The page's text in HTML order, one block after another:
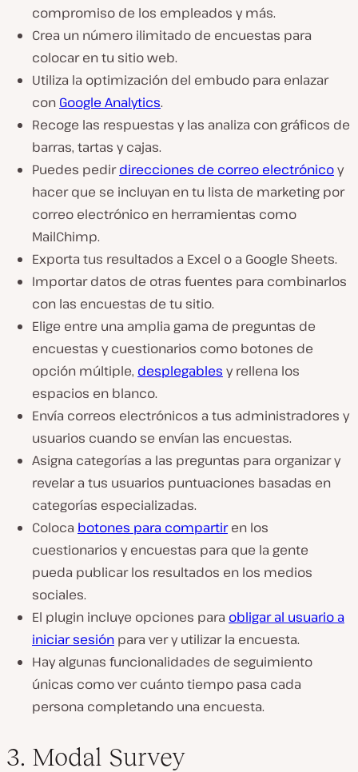
compromiso de los empleados y más.
Crea un número ilimitado de encuestas para
colocar en tu sitio web.
Utiliza la optimización del embudo para enlazar
con Google Analytics.
Recoge las respuestas y las analiza con gráficos de
barras, tartas y cajas.
Puedes pedirdirecciones de correo electrónicoy
hacer que se incluyan en tu lista de marketing por
correo electrónico en herramientas como
MailChimp.
Exporta tus resultados a Excel o a Google Sheets.
Importar datos de otras fuentes para combinarlos
con las encuestas de tu sitio.
Elige entre una amplia gama de preguntas de
encuestas y cuestionarios como botones de
opción múltiple, desplegables y rellena los
espacios en blanco.
Envía correos electrónicos a tus administradores y
usuarios cuando se envían las encuestas.
Asigna categorías a las preguntas para organizar y
revelar a tus usuarios puntuaciones basadas en
categorías especializadas.
Coloca botones para compartiren los
cuestionarios y encuestas para que la gente
pueda publicar los resultados en los medios
sociales.
El plugin incluye opciones para obligar al usuario a
iniciar sesión para ver y utilizar la encuesta.
Hay algunas funcionalidades de seguimiento
únicas como ver cuánto tiempo pasa cada
persona completando una encuesta.
3. Modal Survey